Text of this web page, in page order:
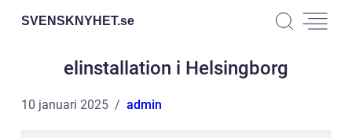
SVENSKNYHET.se
elinstallation i Helsingborg
10 januari 2025 admin